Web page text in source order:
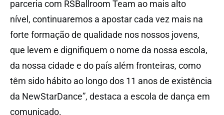
parceria com RSBallroom Team ao mais alto
nível, continuaremos a apostar cada vez mais na
forte formação de qualidade nos nossos jovens,
que levem e dignifiquem o nome da nossa escola,
da nossa cidade e do país além fronteiras, como
têm sido hábito ao longo dos 11 anos de existência
da NewStarDance”, destaca a escola de dança em
comunicado.